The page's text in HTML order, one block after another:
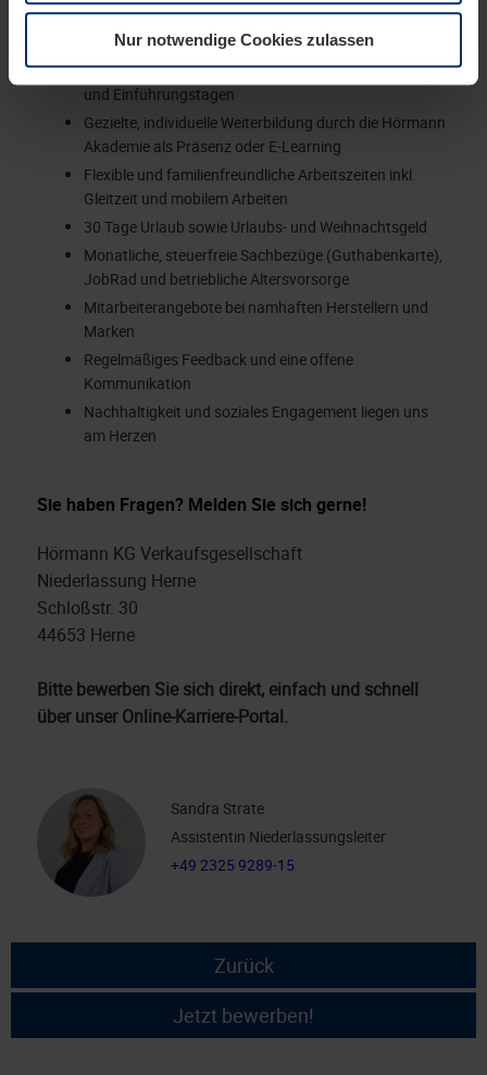
wir Ihre Erlaubnis. Ihre Einwilligung können Sie jederzeit
in der Cookie-Erläuterung auf der Seite
Datenschutzerklärung unserer Website ändern oder
widerrufen.
Nur notwendige Cookies zulassen
Das bieten wir Ihnen:
Eine strukturierte Einarbeitung mit Einarbeitungsplan
und Einführungstagen
Gezielte, individuelle Weiterbildung durch die Hörmann
Akademie als Präsenz oder E-Learning
Flexible und familienfreundliche Arbeitszeiten inkl.
Gleitzeit und mobilem Arbeiten
30 Tage Urlaub sowie Urlaubs- und Weihnachtsgeld
Monatliche, steuerfreie Sachbezüge (Guthabenkarte),
JobRad und betriebliche Altersvorsorge
Mitarbeiterangebote bei namhaften Herstellern und
Marken
Regelmäßiges Feedback und eine offene
Kommunikation
Nachhaltigkeit und soziales Engagement liegen uns
am Herzen
Sie haben Fragen? Melden Sie sich gerne!
Hörmann KG Verkaufsgesellschaft
Niederlassung Herne
Schloßstr. 30
44653 Herne
Bitte bewerben Sie sich direkt, einfach und schnell
über unser Online-Karriere-Portal.
Sandra Strate
Assistentin Niederlassungsleiter
+49 2325 9289-15
Zurück
Jetzt bewerben!